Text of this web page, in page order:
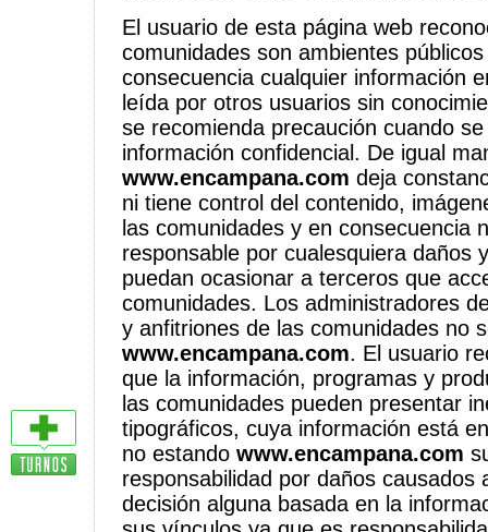
El usuario de esta página web
comunidades son ambientes
consecuencia cualquier información
leída por otros usuarios sin
se recomienda precaución cuando
información confidencial. De igual
www.encampana.com deja
ni tiene control del contenido,
las comunidades y en consecuencia
responsable por cualesquiera daños
puedan ocasionar a terceros que
comunidades. Los administradores
y anfitriones de las comunidades no
www.encampana.com. El usuario
que la información, programas y
las comunidades pueden presentar
tipográficos, cuya información está
no estando www.encampana.com
responsabilidad por daños causados
decisión alguna basada en la